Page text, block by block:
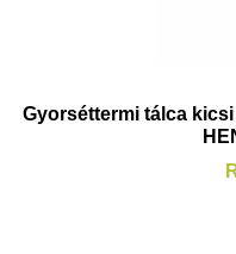
Gyorséttermi tálca kicsi